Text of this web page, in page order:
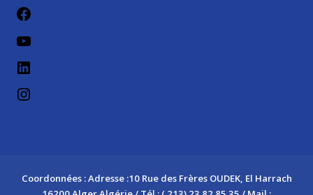
لينكد إن
Coordonnées : Adresse :10 Rue des Frères OUDEK, El Harrach